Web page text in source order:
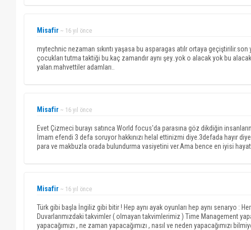
Misafir ~ 16 yıl önce
mytechnic nezaman sıkıntı yaşasa bu asparagas atılr ortaya
çocukları tutma taktiği bu.kaç zamandır aynı şey..yok o alacak yok bu
yalan.mahvettiler adamları..
Misafir ~ 16 yıl önce
Evet Çizmeci burayı satınca World focus'da parasına göz dikdiğin
İmam efendi 3 defa soruyor hakkınızı helal ettinizmi diye.3defada hayır
para ve makbuzla orada bulundurma vasiyetini ver.Ama bence en iyisi
Misafir ~ 16 yıl önce
Türk gibi başla İngiliz gibi bitir ! Hep aynı ayak oyunları hep aynı senaryo :
Duvarlarımızdaki takvimler ( olmayan takvimlerimiz ) Time Management
yapacağımızı , ne zaman yapacağımızı , nasıl ve neden yapacağımızı